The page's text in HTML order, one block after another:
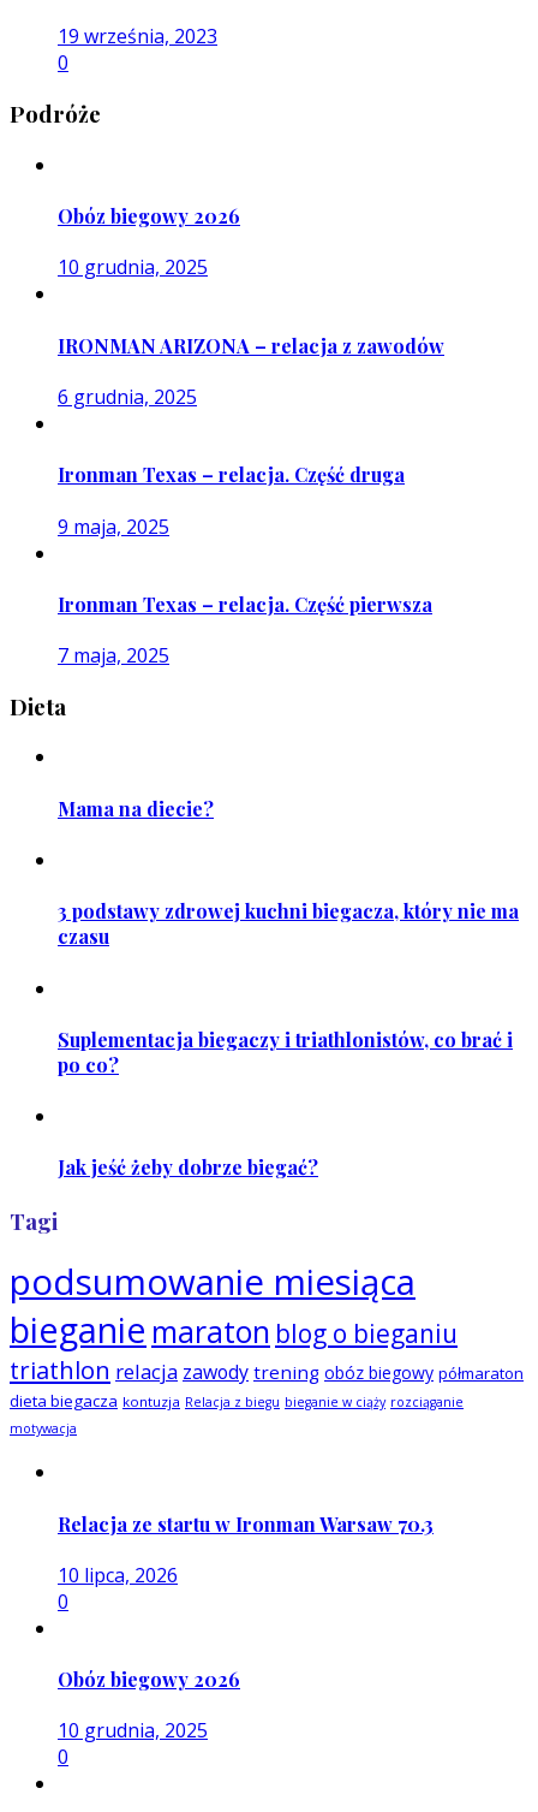
19 września, 2023
0
Podróże
Obóz biegowy 2026
10 grudnia, 2025
IRONMAN ARIZONA – relacja z zawodów
6 grudnia, 2025
Ironman Texas – relacja. Część druga
9 maja, 2025
Ironman Texas – relacja. Część pierwsza
7 maja, 2025
Dieta
Mama na diecie?
3 podstawy zdrowej kuchni biegacza, który nie ma
czasu
Suplementacja biegaczy i triathlonistów, co brać i
po co?
Jak jeść żeby dobrze biegać?
Tagi
podsumowanie miesiąca
bieganie maraton blog o bieganiu
triathlon relacja zawody trening obóz biegowy półmaraton
dieta biegacza kontuzja Relacja z biegu bieganie w ciąży rozciąganie
motywacja
Relacja ze startu w Ironman Warsaw 70.3
10 lipca, 2026
0
Obóz biegowy 2026
10 grudnia, 2025
0